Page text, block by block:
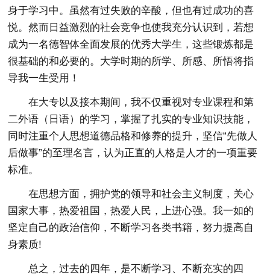
身于学习中。虽然有过失败的辛酸，但也有过成功的喜
悦。然而日益激烈的社会竞争也使我充分认识到，若想
成为一名德智体全面发展的优秀大学生，这些锻炼都是
很基础的和必要的。大学时期的所学、所感、所悟将指
导我一生受用！
在大专以及接本期间，我不仅重视对专业课程和第
二外语（日语）的学习，掌握了扎实的专业知识技能，
同时注重个人思想道德品格和修养的提升，坚信“先做人
后做事”的至理名言，认为正直的人格是人才的一项重要
标准。
在思想方面，拥护党的领导和社会主义制度，关心
国家大事，热爱祖国，热爱人民，上进心强。我一如的
坚定自己的政治信仰，不断学习各类书籍，努力提高自
身素质!
总之，过去的四年，是不断学习、不断充实的四